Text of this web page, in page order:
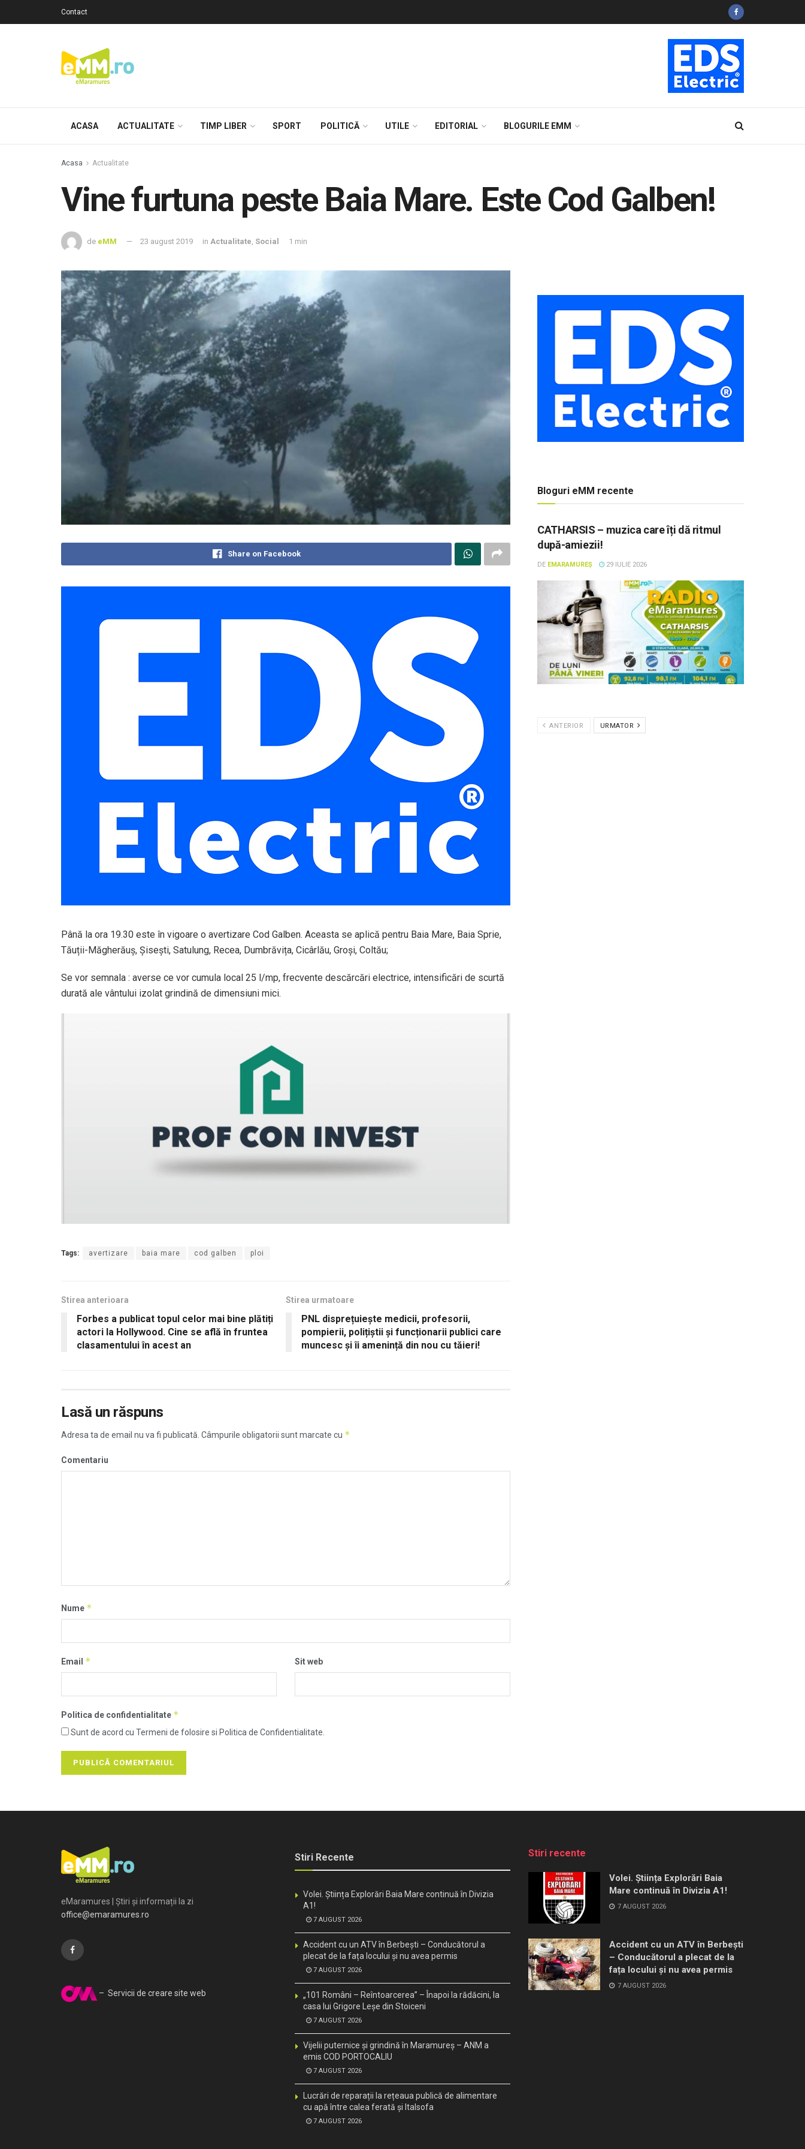
Contact
ACASA ACTUALITATE TIMP LIBER SPORT POLITICĂ UTILE EDITORIAL BLOGURILE EMM
Acasa Actualitate
Vine furtuna peste Baia Mare. Este Cod Galben!
de eMM 23 august 2019 in Actualitate, Social 1 min
Share on Facebook
Până la ora 19.30 este în vigoare o avertizare Cod Galben. Aceasta se aplică pentru Baia Mare, Baia Sprie,
Tăuții-Măgherăuș, Șisești, Satulung, Recea, Dumbrăvița, Cicârlău, Groși, Coltău;
Se vor semnala : averse ce vor cumula local 25 l/mp, frecvente descărcări electrice, intensificări de scurtă
durată ale vântului izolat grindină de dimensiuni mici.
Tags: avertizare baia mare cod galben ploi
Stirea anterioara
Forbes a publicat topul celor mai bine plătiți
actori la Hollywood. Cine se află în fruntea
clasamentului în acest an
Stirea urmatoare
PNL disprețuiește medicii, profesorii,
pompierii, polițiștii și funcționarii publici care
muncesc și îi amenință din nou cu tăieri!
Lasă un răspuns
Adresa ta de email nu va fi publicată. Câmpurile obligatorii sunt marcate cu *
Comentariu
Nume *
Email * Sit web
Politica de confidentialitate *
Sunt de acord cu Termeni de folosire si Politica de Confidentialitate.
Bloguri eMM recente
CATHARSIS – muzica care îți dă ritmul
după-amiezii!
DE EMARAMUREȘ 29 IULIE 2026
ANTERIOR URMATOR
eMaramures | Știri și informații la zi
office@emaramures.ro
– Servicii de creare site web
Stiri Recente
Volei. Știința Explorări Baia Mare continuă în Divizia
A1!
7 AUGUST 2026
Accident cu un ATV în Berbești – Conducătorul a
plecat de la fața locului și nu avea permis
7 AUGUST 2026
„101 Români – Reîntoarcerea” – Înapoi la rădăcini, la
casa lui Grigore Leșe din Stoiceni
7 AUGUST 2026
Vijelii puternice și grindină în Maramureș – ANM a
emis COD PORTOCALIU
7 AUGUST 2026
Lucrări de reparații la rețeaua publică de alimentare
cu apă între calea ferată și Italsofa
7 AUGUST 2026
Stiri recente
Volei. Știința Explorări Baia
Mare continuă în Divizia A1!
7 AUGUST 2026
Accident cu un ATV în Berbești
– Conducătorul a plecat de la
fața locului și nu avea permis
7 AUGUST 2026